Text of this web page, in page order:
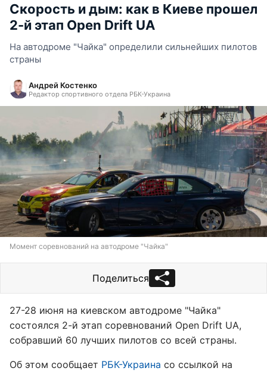
Скорость и дым: как в Киеве прошел
2-й этап Open Drift UA
На автодроме "Чайка" определили сильнейших пилотов
страны
Андрей Костенко
Редактор спортивного отдела РБК-Украина
Момент соревнований на автодроме "Чайка"
Поделиться
27-28 июня на киевском автодроме "Чайка"
состоялся 2-й этап соревнований Open Drift UA,
собравший 60 лучших пилотов со всей страны.
Об этом сообщает РБК-Украина со ссылкой на